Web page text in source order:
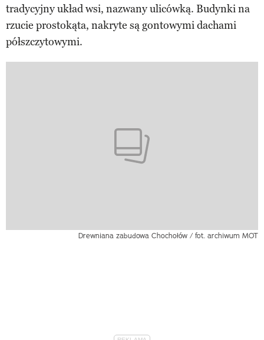
tradycyjny układ wsi, nazwany ulicówką. Budynki na
rzucie prostokąta, nakryte są gontowymi dachami
półszczytowymi.
Drewniana zabudowa Chochołów / fot. archiwum MOT